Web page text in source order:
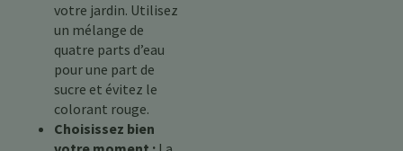
votre jardin. Utilisez
un mélange de
quatre parts d’eau
pour une part de
sucre et évitez le
colorant rouge.
Choisissez bien